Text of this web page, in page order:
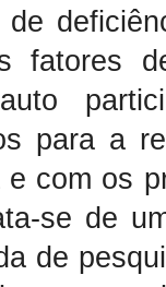
fatores
para a
com os
se de
de